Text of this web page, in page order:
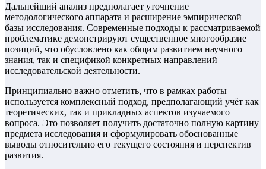
Дальнейший анализ предполагает уточнение
методологического аппарата и расширение эмпирической
базы исследования. Современные подходы к рассматриваемой
проблематике демонстрируют существенное многообразие
позиций, что обусловлено как общим развитием научного
знания, так и спецификой конкретных направлений
исследовательской деятельности.
Принципиально важно отметить, что в рамках работы
используется комплексный подход, предполагающий учёт как
теоретических, так и прикладных аспектов изучаемого
вопроса. Это позволяет получить достаточно полную картину
предмета исследования и сформулировать обоснованные
выводы относительно его текущего состояния и перспектив
развития.